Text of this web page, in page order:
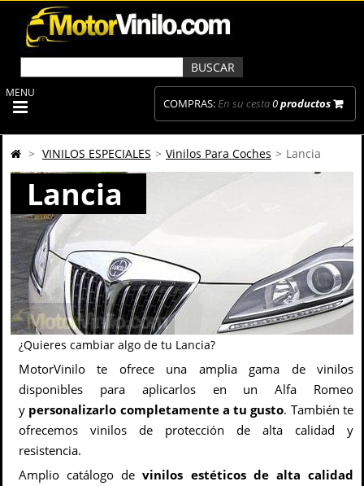
COMPRAS:En su cesta0productos
MENU
> VINILOS ESPECIALES > Vinilos Para Coches > Lancia
Lancia
¿Quieres cambiar algo de tu Lancia?
MotorVinilo te ofrece una amplia gama de vinilos
disponibles para aplicarlos en un Alfa Romeo
y personalizarlo completamente a tu gusto. También te
ofrecemos vinilos de protección de alta calidad y
resistencia.
Amplio catálogo devinilos estéticos de alta calidad